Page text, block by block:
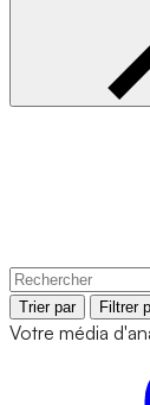
Trier par Filtrer
Votre média